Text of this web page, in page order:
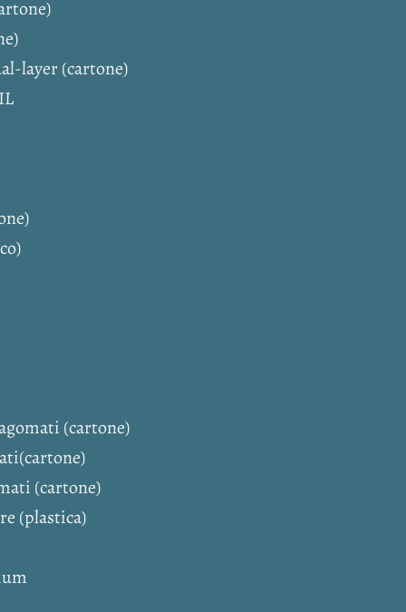
layer (cartone)
(cartone)
(cartone)
(plastica)